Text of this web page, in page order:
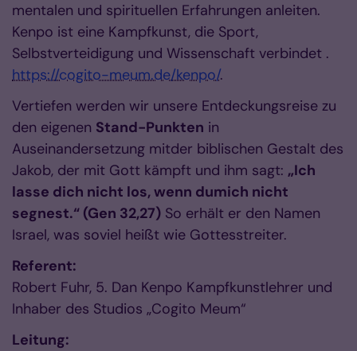
mentalen und spirituellen Erfahrungen anleiten.
Kenpo ist eine Kampfkunst, die Sport,
Selbstverteidigung und Wissenschaft verbindet .
https://cogito-meum.de/kenpo/.
Vertiefen werden wir unsere Entdeckungsreise zu
den eigenen Stand-Punkten in
Auseinandersetzung mitder biblischen Gestalt des
Jakob, der mit Gott kämpft und ihm sagt: „Ich
lasse dich nicht los, wenn dumich nicht
segnest.“ (Gen 32,27) So erhält er den Namen
Israel, was soviel heißt wie Gottesstreiter.
Referent:
Robert Fuhr, 5. Dan Kenpo Kampfkunstlehrer und
Inhaber des Studios „Cogito Meum“
Leitung: